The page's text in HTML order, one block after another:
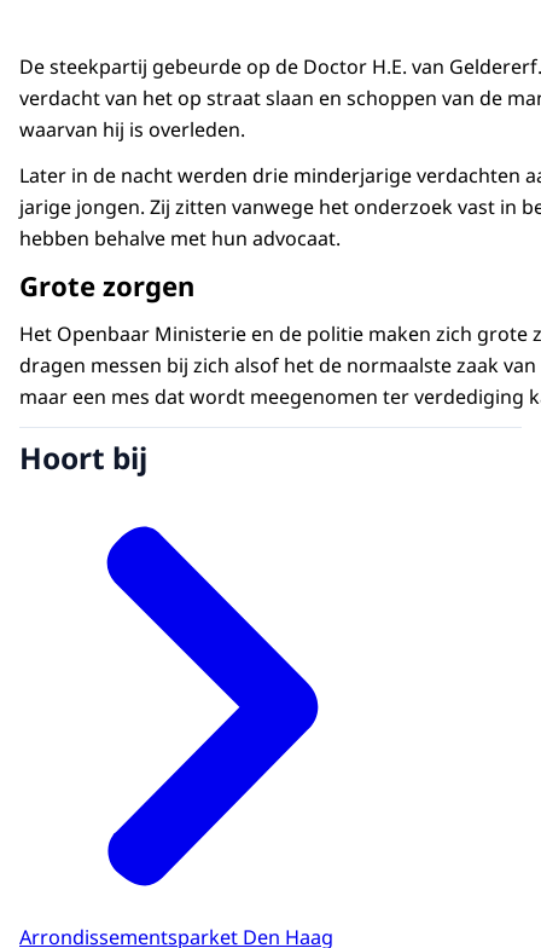
De steekpartij gebeurde op de Doctor H.E. van
verdacht van het op straat slaan en schoppen van de
waarvan hij is overleden.
Later in de nacht werden drie minderjarige verdachten
jarige jongen. Zij zitten vanwege het onderzoek vast in
hebben behalve met hun advocaat.
Grote zorgen
Het Openbaar Ministerie en de politie maken zich
dragen messen bij zich alsof het de normaalste zaak
maar een mes dat wordt meegenomen ter verdediging
Hoort bij
Arrondissementsparket Den Haag